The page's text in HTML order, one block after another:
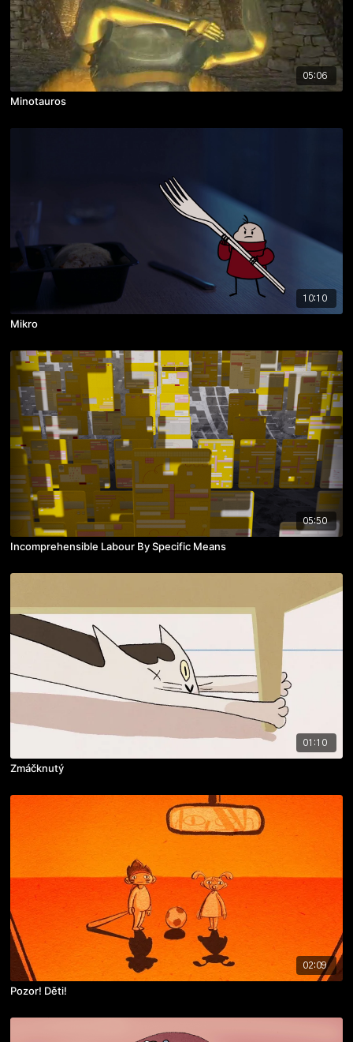
05:06
Minotauros
10:10
Mikro
05:50
Incomprehensible Labour By Specific Means
01:10
Zmáčknutý
02:09
Pozor! Děti!